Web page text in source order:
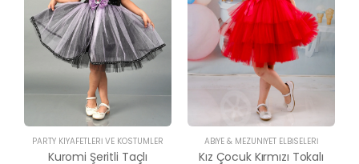
PARTY KIYAFETLERİ VE KOSTÜMLER
Kuromi Şeritli Taçlı
ABİYE & MEZUNİYET ELBİSELERİ
Kız Çocuk Kırmızı Tokalı